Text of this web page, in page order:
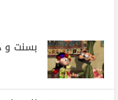
بسنت و